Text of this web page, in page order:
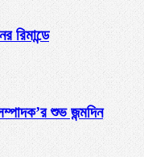
রিমান্ডে
শুভ জন্মদিন